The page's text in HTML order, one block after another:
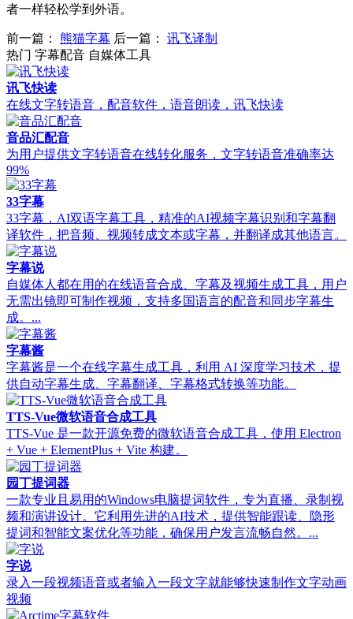
者一样轻松学到外语。
前一篇： 熊猫字幕 后一篇：
讯飞译制
热门 字幕配音 自媒体工具
讯飞快读
在线文字转语音，配音软件，语音朗读，讯飞快读
音品汇配音
为用户提供文字转语音在线转化服务，文字转语音准确率达
99%
33字幕
33字幕，AI双语字幕工具，精准的AI视频字幕识别和字幕翻
译软件，把音频、视频转成文本或字幕，并翻译成其他语言。
字幕说
自媒体人都在用的在线语音合成、字幕及视频生成工具，用户
无需出镜即可制作视频，支持多国语言的配音和同步字幕生
成。...
字幕酱
字幕酱是一个在线字幕生成工具，利用 AI 深度学习技术，提
供自动字幕生成、字幕翻译、字幕格式转换等功能。
TTS-Vue微软语音合成工具
TTS-Vue 是一款开源免费的微软语音合成工具，使用 Electron
+ Vue + ElementPlus + Vite 构建。
园丁提词器
一款专业且易用的Windows电脑提词软件，专为直播、录制视
频和演讲设计。它利用先进的AI技术，提供智能跟读、隐形
提词和智能文案优化等功能，确保用户发言流畅自然。...
字说
录入一段视频语音或者输入一段文字就能够快速制作文字动画
视频